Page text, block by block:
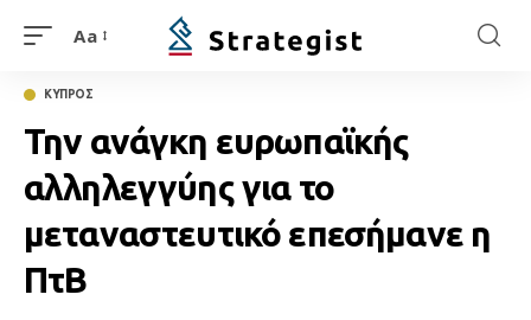
Aa
ΚΥΠΡΟΣ
Την ανάγκη ευρωπαϊκής
αλληλεγγύης για το
μεταναστευτικό επεσήμανε η
ΠτΒ